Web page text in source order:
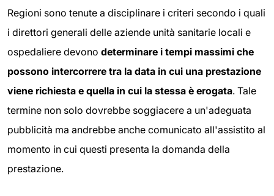
Regioni sono tenute a disciplinare i criteri secondo i quali
i direttori generali delle aziende unità sanitarie locali e
ospedaliere devono determinare i tempi massimi che
possono intercorrere tra la data in cui una prestazione
viene richiesta e quella in cui la stessa è erogata. Tale
termine non solo dovrebbe soggiacere a un'adeguata
pubblicità ma andrebbe anche comunicato all'assistito al
momento in cui questi presenta la domanda della
prestazione.